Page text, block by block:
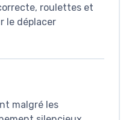
roulettes et
le déplacer
malgré les